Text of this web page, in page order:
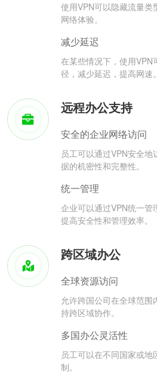
使用VPN可以隐藏流量类
网络体验。
减少延迟
在某些情况下，使用VPN
径，减少延迟，提高网速。
远程办公支持
安全的企业网络访问
员工可以通过VPN安全
据的机密性和完整性。
统一管理
企业可以通过VPN统一管
提高安全性和管理效率。
跨区域办公
全球资源访问
允许跨国公司在全球范
持跨区域协作。
多国办公灵活性
员工可以在不同国家或地
制。